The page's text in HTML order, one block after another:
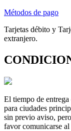
Métodos de pago
Tarjetas débito y
extranjero.
El tiempo de
para ciudades
sin previo aviso,
favor comunicarse